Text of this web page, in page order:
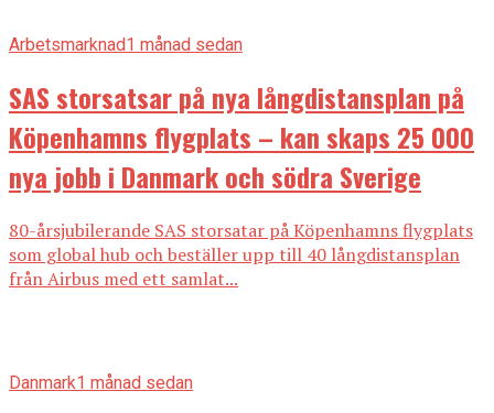
Arbetsmarknad1 månad sedan
SAS storsatsar på nya långdistansplan på
Köpenhamns flygplats – kan skaps 25 000
nya jobb i Danmark och södra Sverige
80-årsjubilerande SAS storsatar på Köpenhamns flygplats
som global hub och beställer upp till 40 långdistansplan
från Airbus med ett samlat...
Danmark1 månad sedan